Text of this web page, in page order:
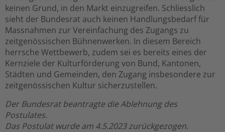
keinen Grund, in den Markt einzugreifen. Schliesslich
sieht der Bundesrat auch keinen Handlungsbedarf für
Massnahmen zur Vereinfachung des Zugangs zu
zeitgenössischen Bühnenwerken. In diesem Bereich
herrsche Wettbewerb, zudem sei es bereits eines der
Kernziele der Kulturförderung von Bund, Kantonen,
Städten und Gemeinden, den Zugang insbesondere zur
zeitgenössischen Kultur sicherzustellen.
Der Bundesrat beantragte die Ablehnung des
Postulates.
Das Postulat wurde am 4.5.2023 zurückgezogen.